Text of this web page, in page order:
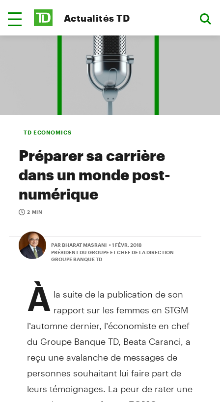
Actualités TD
TD ECONOMICS
Préparer sa carrière
dans un monde post-
numérique
2 MIN
PAR BHARAT MASRANI • 1 FÉVR. 2018
PRÉSIDENT DU GROUPE ET CHEF DE LA DIRECTION
GROUPE BANQUE TD
À la suite de la publication de son
rapport sur les femmes en STGM
l’automne dernier, l’économiste en chef
du Groupe Banque TD, Beata Caranci, a
reçu une avalanche de messages de
personnes souhaitant lui faire part de
leurs témoignages. La peur de rater une